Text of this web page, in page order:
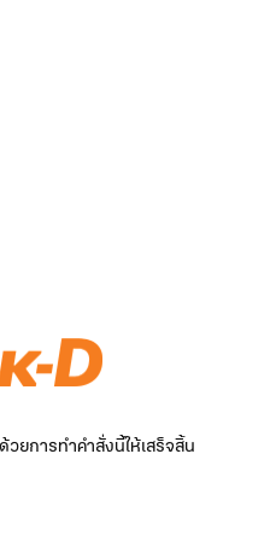
ยการทำคำสั่งนี้ให้เสร็จสิ้น